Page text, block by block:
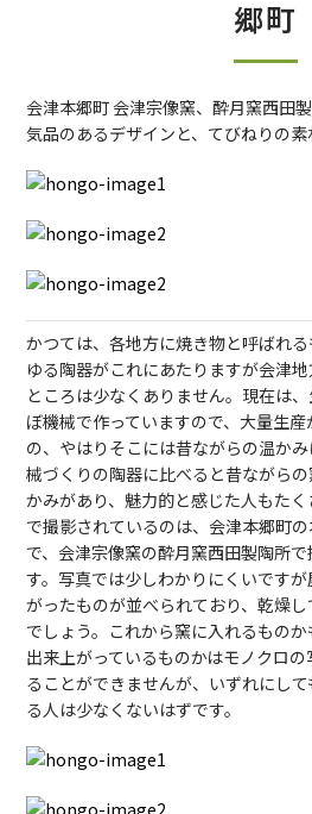
郷町
会津本郷町 会津宗像窯、酔月窯西田
気品のあるデザインと、てびねりの素
かつては、各地方に焼き物と呼ばれ
ゆる陶器がこれにあたりますが会津
ところは少なくありません。現在は
ぼ機械で作っていますので、大量生
の、やはりそこには昔ながらの温か
械づくりの陶器に比べると昔ながら
かみがあり、魅力的と感じた人もた
で撮影されているのは、会津本郷町
で、会津宗像窯の酔月窯西田製陶所
す。写真では少しわかりにくいです
がったものが並べられており、乾燥
でしょう。これから窯に入れるもの
出来上がっているものかはモノクロ
ることができませんが、いずれにし
る人は少なくないはずです。